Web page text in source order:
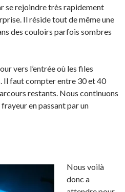
se rejoindre très rapidement
Il réside tout de même une
des couloirs parfois sombres
vers l’entrée où les files
Il faut compter entre 30 et 40
restants. Nous continuons
en passant par un
Nous voilà
donc a